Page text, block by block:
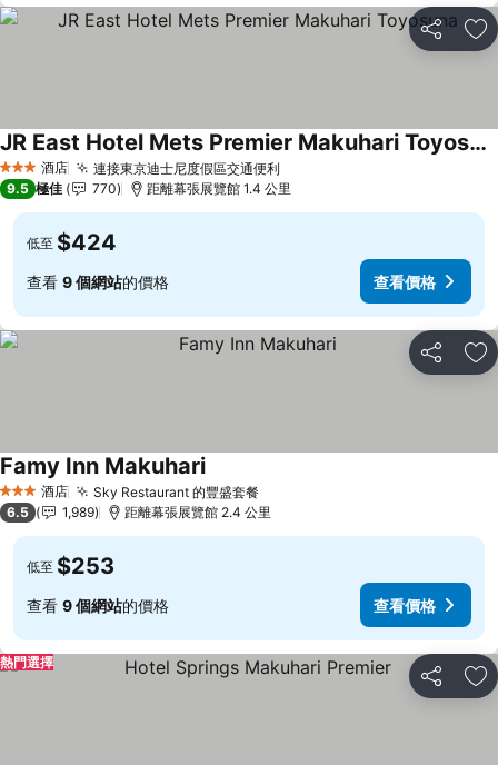
分享 放
3 星級 酒店 連接東京迪士尼度假區交通便利
JR East Hotel Mets Premier Makuhari Toyosuna
9.5 極佳 770 距離幕張展覽館 1.4 公里
低至 $424
查看 9 個網站的價格 查看價格
分享 放
3 星級 酒店 Sky Restaurant 的豐盛套餐
Famy Inn Makuhari
6.5 1,989 距離幕張展覽館 2.4 公里
低至 $253
查看 9 個網站的價格 查看價格
分享 放
熱門選擇